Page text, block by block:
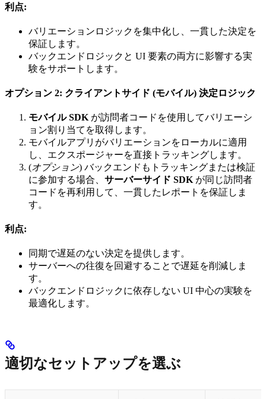
利点:
バリエーションロジックを集中化し、一貫した決定を
保証します。
バックエンドロジックと UI 要素の両方に影響する実
験をサポートします。
オプション 2: クライアントサイド (モバイル) 決定ロジック
モバイル SDK が訪問者コードを使用してバリエーシ
ョン割り当てを取得します。
モバイルアプリがバリエーションをローカルに適用
し、エクスポージャーを直接トラッキングします。
(オプション) バックエンドもトラッキングまたは検証
に参加する場合、 サーバーサイド SDK が同じ訪問者
コードを再利用して、一貫したレポートを保証しま
す。
利点:
同期で遅延のない決定を提供します。
サーバーへの往復を回避することで遅延を削減しま
す。
バックエンドロジックに依存しない UI 中心の実験を
最適化します。
適切なセットアップを選ぶ